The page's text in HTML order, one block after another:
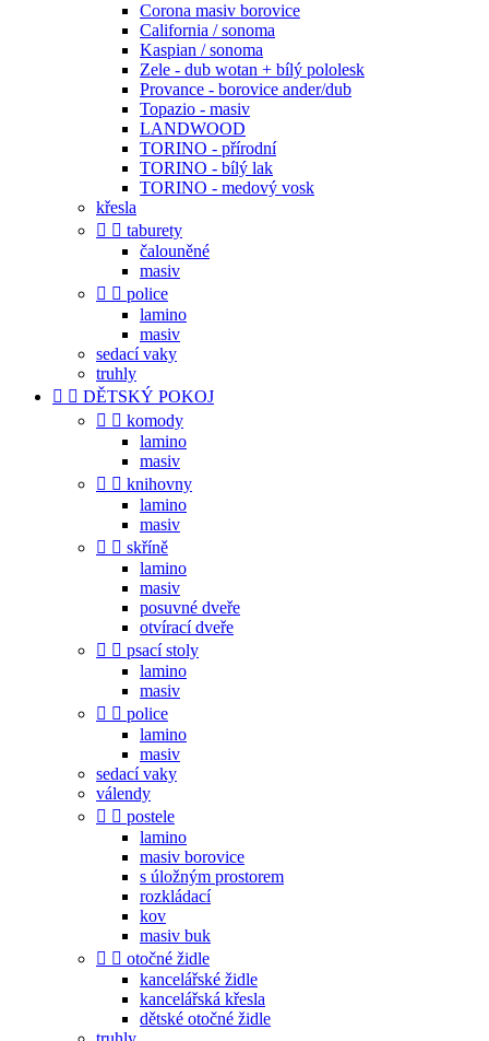
Corona masiv borovice
California / sonoma
Kaspian / sonoma
Zele - dub wotan + bílý pololesk
Provance - borovice ander/dub
Topazio - masiv
LANDWOOD
TORINO - přírodní
TORINO - bílý lak
TORINO - medový vosk
křesla
  taburety
čalouněné
masiv
  police
lamino
masiv
sedací vaky
truhly
  DĚTSKÝ POKOJ
  komody
lamino
masiv
  knihovny
lamino
masiv
  skříně
lamino
masiv
posuvné dveře
otvírací dveře
  psací stoly
lamino
masiv
  police
lamino
masiv
sedací vaky
válendy
  postele
lamino
masiv borovice
s úložným prostorem
rozkládací
kov
masiv buk
  otočné židle
kancelářské židle
kancelářská křesla
dětské otočné židle